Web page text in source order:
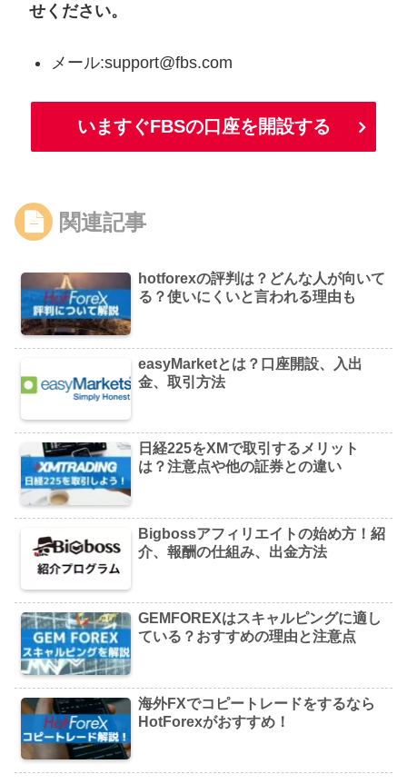
せください。
メール:support@fbs.com
いますぐFBSの口座を開設する
関連記事
hotforexの評判は？どんな人が向いて
る？使いにくいと言われる理由も
easyMarketとは？口座開設、入出
金、取引方法
日経225をXMで取引するメリット
は？注意点や他の証券との違い
Bigbossアフィリエイトの始め方！紹
介、報酬の仕組み、出金方法
GEMFOREXはスキャルピングに適し
ている？おすすめの理由と注意点
海外FXでコピートレードをするなら
HotForexがおすすめ！